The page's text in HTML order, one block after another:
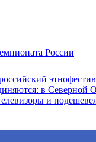
России
в Северной
и